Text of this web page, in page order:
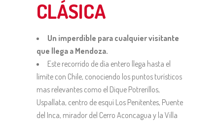
CLÁSICA
Un imperdible para cualquier visitante
que llega a Mendoza.
Este recorrido de día entero llega hasta el
límite con Chile, conociendo los puntos turísticos
mas relevantes como el Dique Potrerillos,
Uspallata, centro de esquí Los Penitentes, Puente
del Inca, mirador del Cerro Aconcagua y la Villa